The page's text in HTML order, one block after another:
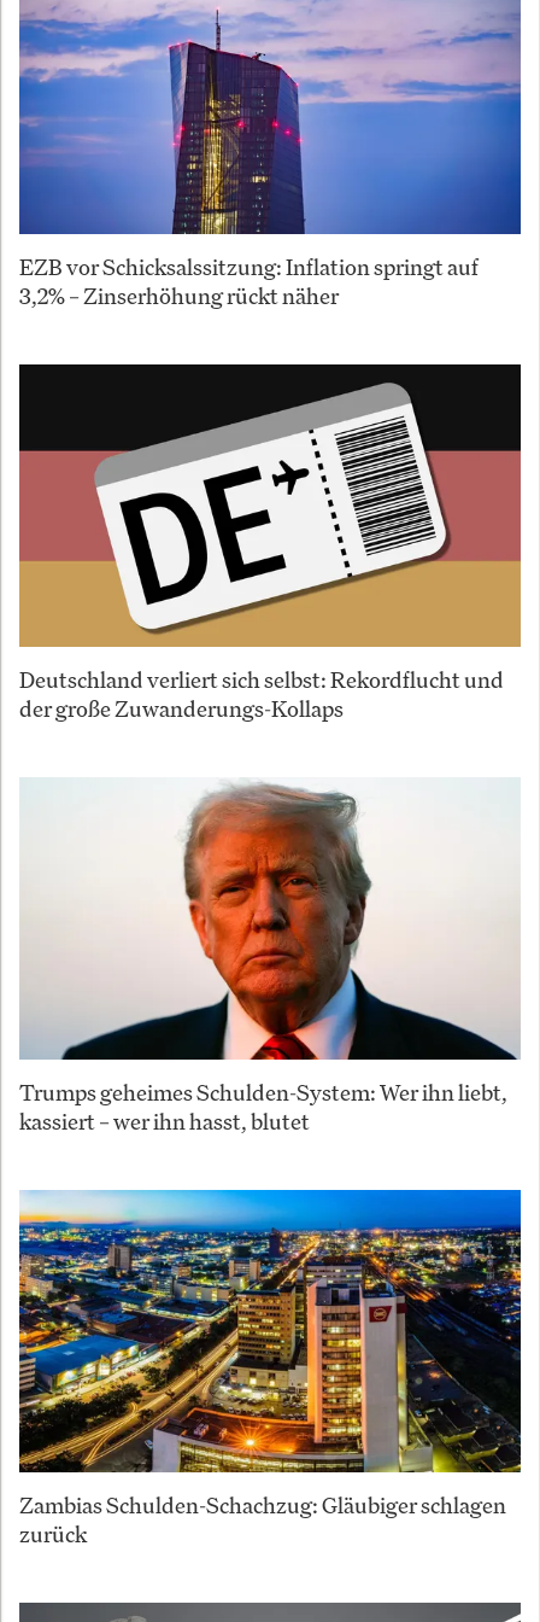
EZB vor Schicksalssitzung: Inflation springt auf
3,2% – Zinserhöhung rückt näher
Deutschland verliert sich selbst: Rekordflucht und
der große Zuwanderungs-Kollaps
Trumps geheimes Schulden-System: Wer ihn liebt,
kassiert – wer ihn hasst, blutet
Zambias Schulden-Schachzug: Gläubiger schlagen
zurück